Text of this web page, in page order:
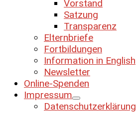
Vorstand
Satzung
Transparenz
Elternbriefe
Fortbildungen
Information in English
Newsletter
Online-Spenden
Impressum
Datenschutzerklärung